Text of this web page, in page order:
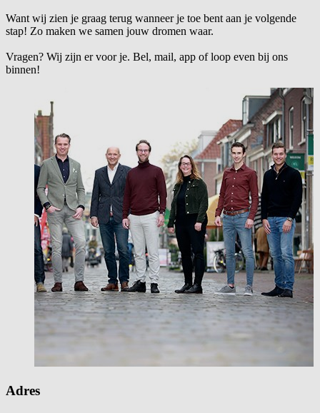
Want wij zien je graag terug wanneer je toe bent aan je volgende
stap! Zo maken we samen jouw dromen waar.
Vragen? Wij zijn er voor je. Bel, mail, app of loop even bij ons
binnen!
Adres